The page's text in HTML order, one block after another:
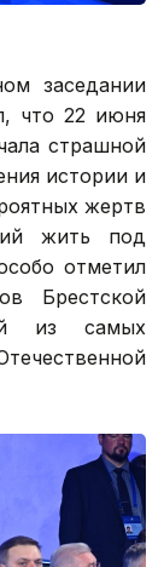
заседании
что 22 июня
страшной
истории и
жертв
жить под
отметил
Брестской
из самых